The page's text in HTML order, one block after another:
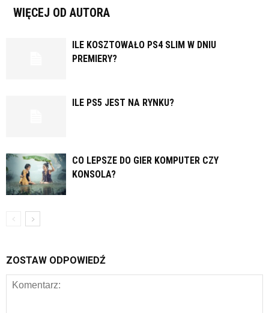
WIĘCEJ OD AUTORA
ILE KOSZTOWAŁO PS4 SLIM W DNIU
PREMIERY?
ILE PS5 JEST NA RYNKU?
CO LEPSZE DO GIER KOMPUTER CZY
KONSOLA?
ZOSTAW ODPOWIEDŹ